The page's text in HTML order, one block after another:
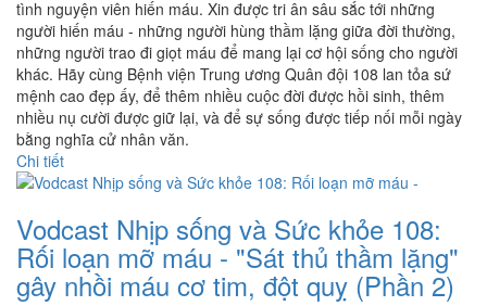
tình nguyện viên hiến máu. Xin được tri ân sâu sắc tới những
người hiến máu - những người hùng thầm lặng giữa đời thường,
những người trao đi giọt máu để mang lại cơ hội sống cho người
khác. Hãy cùng Bệnh viện Trung ương Quân đội 108 lan tỏa sứ
mệnh cao đẹp ấy, để thêm nhiều cuộc đời được hồi sinh, thêm
nhiều nụ cười được giữ lại, và để sự sống được tiếp nối mỗi ngày
bằng nghĩa cử nhân văn.
Chi tiết
Vodcast Nhịp sống và Sức khỏe 108:
Rối loạn mỡ máu - "Sát thủ thầm lặng"
gây nhồi máu cơ tim, đột quỵ (Phần 2)